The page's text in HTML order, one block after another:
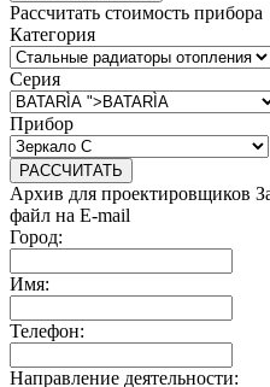
Рассчитать стоимость прибора
Категория
Серия
Прибор
РАССЧИТАТЬ
Архив для проектировщиков
файл на E-mail
Город:
Имя:
Телефон:
Направление деятельности: